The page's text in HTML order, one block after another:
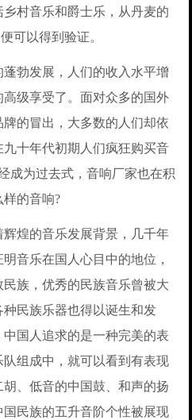
村音乐和爵士乐，从丹麦的
可以得到验证。
勃发展，人们的收入水平增
级享受了。面对众多的国外
的冒出，大多数的人们却依
十年代初期人们疯狂购买音
成为过去式，音响厂家也在积
的音响?
煌的音乐发展背景，几千年
音乐在国人心目中的地位，
族，优秀的民族音乐曾被大
民族乐器也得以诞生和发
国人追求的是一种完美的表
组成中，就可以看到有表现
、低音的中国鼓、和声的扬
民族的五升音阶个性被展现